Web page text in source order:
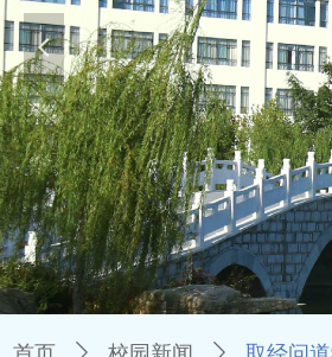
넳
ꄲ ꄲ